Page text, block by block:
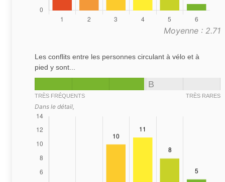
Moyenne : 2.71
Les conflits entre les personnes circulant à vélo et à
pied y sont...
B
TRÈS FRÉQUENTS TRÈS RARES
Dans le détail,